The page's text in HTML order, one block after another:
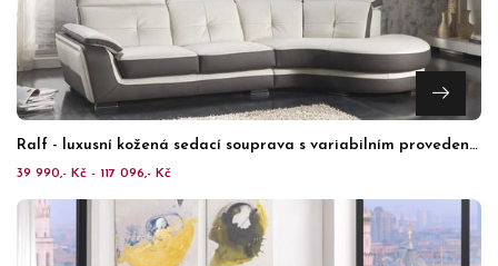
Ralf - luxusní kožená sedací souprava s variabilním provedením
39 990,- Kč - 117 096,- Kč